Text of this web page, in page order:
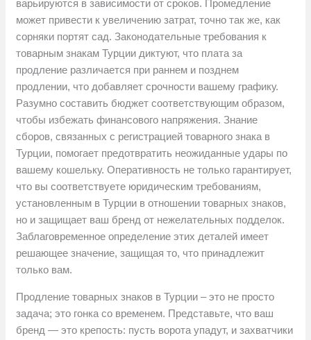
варьируются в зависимости от сроков. Промедление
может привести к увеличению затрат, точно так же, как
сорняки портят сад. Законодательные требования к
товарным знакам Турции диктуют, что плата за
продление различается при раннем и позднем
продлении, что добавляет срочности вашему графику.
Разумно составить бюджет соответствующим образом,
чтобы избежать финансового напряжения. Знание
сборов, связанных с регистрацией товарного знака в
Турции, помогает предотвратить неожиданные удары по
вашему кошельку. Оперативность не только гарантирует,
что вы соответствуете юридическим требованиям,
установленным в Турции в отношении товарных знаков,
но и защищает ваш бренд от нежелательных подделок.
Заблаговременное определение этих деталей имеет
решающее значение, защищая то, что принадлежит
только вам.
Продление товарных знаков в Турции – это не просто
задача; это гонка со временем. Представьте, что ваш
бренд — это крепость: пусть ворота упадут, и захватчики